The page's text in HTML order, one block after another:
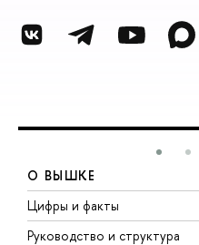
О ВЫШКЕ
Цифры и факты
Руководство и структура